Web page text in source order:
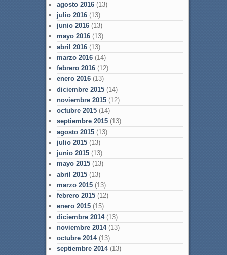
agosto 2016(13)
julio 2016(13)
junio 2016(13)
mayo 2016(13)
abril 2016(13)
marzo 2016(14)
febrero 2016(12)
enero 2016(13)
diciembre 2015(14)
noviembre 2015(12)
octubre 2015(14)
septiembre 2015(13)
agosto 2015(13)
julio 2015(13)
junio 2015(13)
mayo 2015(13)
abril 2015(13)
marzo 2015(13)
febrero 2015(12)
enero 2015(15)
diciembre 2014(13)
noviembre 2014(13)
octubre 2014(13)
septiembre 2014(13)